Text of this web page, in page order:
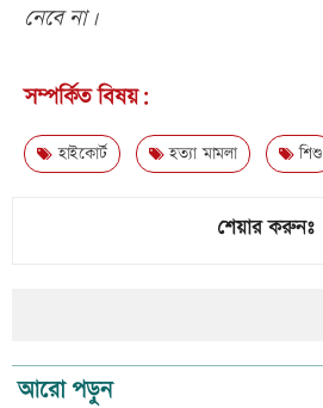
নেবে না।
সম্পর্কিত বিষয়:
হাইকোর্ট হত্যা মামলা শিশু
শেয়ার করুনঃ
আরো পড়ুন